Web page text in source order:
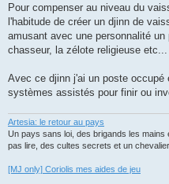
Pour compenser au niveau du
l'habitude de créer un djinn de
amusant avec une personnalité
chasseur, la zélote religieuse etc...
Avec ce djinn j'ai un poste
systèmes assistés pour finir ou
Artesia: le retour au pays
Un pays sans loi, des brigands les
pas lire, des cultes secrets et un
[MJ only] Coriolis mes aides de jeu